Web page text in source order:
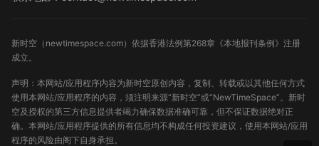
新时空（ newtimespace.com）依据香港法例第268章《本地报刊条例》注册
成立。
声明：本网站/应用程序内容为新时空原创内容，复制、转载或以其他任何方式
使用本网站/应用程序的内容，须注明来源“新时空”或“NewTimeSpace”。新时
空及授权的第三方信息提供者竭力确保数据准确可靠，但不保证数据绝对正
确。本网站/应用程序提供的所有信息均不构成任何投资建议，使用本网站/应用
程序的风险由阁下自身承担。